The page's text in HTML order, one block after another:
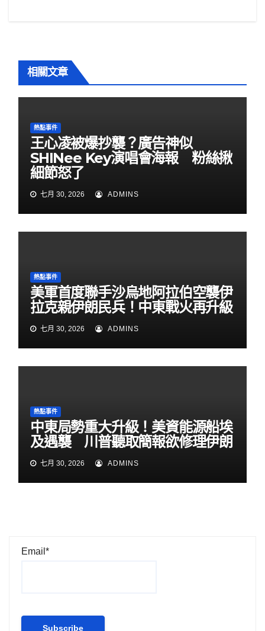
相關文章
熱點事件
王心凌被爆抄襲？廣告神似
SHINee Key演唱會海報 粉絲揪
細節怒了
七月 30, 2026 ADMINS
熱點事件
美軍首度聯手沙烏地阿拉伯空襲伊
拉克親伊朗民兵！中東戰火再升級
七月 30, 2026 ADMINS
熱點事件
中東局勢重大升級！美資能源船埃
及遇襲 川普聽取簡報欲修理伊朗
七月 30, 2026 ADMINS
Email*